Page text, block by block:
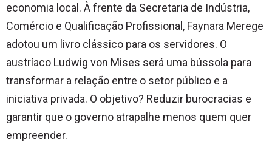
economia local. À frente da Secretaria de Indústria,
Comércio e Qualificação Profissional, Faynara Merege
adotou um livro clássico para os servidores. O
austríaco Ludwig von Mises será uma bússola para
transformar a relação entre o setor público e a
iniciativa privada. O objetivo? Reduzir burocracias e
garantir que o governo atrapalhe menos quem quer
empreender.